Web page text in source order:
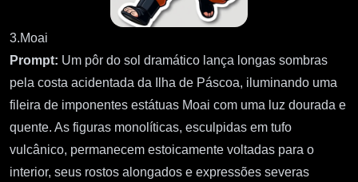
3.Moai
Prompt: Um pôr do sol dramático lança longas sombras
pela costa acidentada da Ilha de Páscoa, iluminando uma
fileira de imponentes estátuas Moai com uma luz dourada e
quente. As figuras monolíticas, esculpidas em tufo
vulcânico, permanecem estoicamente voltadas para o
interior, seus rostos alongados e expressões severas